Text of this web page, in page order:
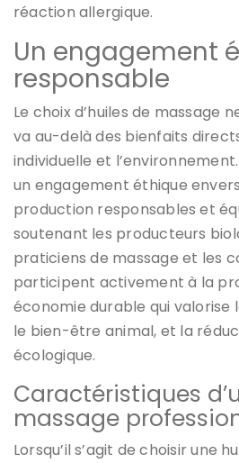
réaction allergique.
Un engagement
responsable
Le choix d’huiles de massage
va au-delà des bienfaits
individuelle et
un engagement éthique
production responsables et
soutenant les producteurs
praticiens de massage et les
participent activement à la
économie durable qui valorise
le bien-être animal, et la
écologique.
Caractéristiques
massage
Lorsqu’il s’agit de choisir une